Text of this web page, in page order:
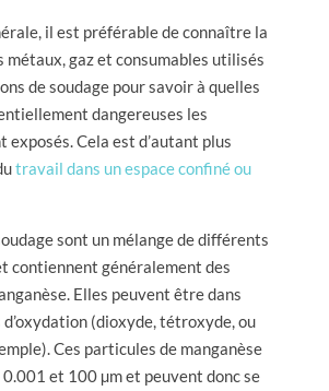
il est préférable de connaître la
métaux, gaz et consumables utilisés
de soudage pour savoir à quelles
dangereuses les
Cela est d’autant plus
travail dans un espace confiné ou
sont un mélange de différents
contiennent généralement des
Elles peuvent être dans
(dioxyde, tétroxyde, ou
Ces particules de manganèse
et 100 µm et peuvent donc se